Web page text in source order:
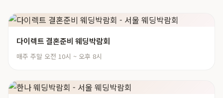
다이렉트 결혼준비 웨딩박람회
매주 주말 오전 10시 ~ 오후 8시